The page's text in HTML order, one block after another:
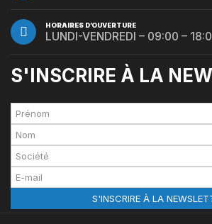
HORAIRES D’OUVERTURE
LUNDI-VENDREDI – 09:00 –
S'INSCRIRE À LA